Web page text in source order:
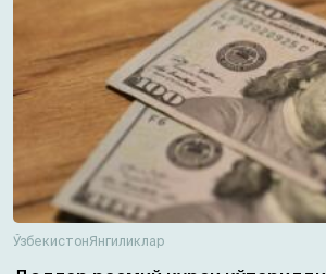
ЎзбекистонЯнгиликлар